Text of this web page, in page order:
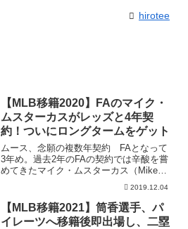
hirotee
【MLB移籍2020】FAのマイク・
ムスターカスがレッズと4年契
約！ついにロングタームをゲット
ムース、念願の複数年契約 FAとなって
3年め。過去2年のFAの契約では辛酸を嘗
めてきたマイク・ムスターカス（Mike
2019.12.04
【MLB移籍2021】筒香選手、パ
イレーツへ移籍後即出場し、二塁